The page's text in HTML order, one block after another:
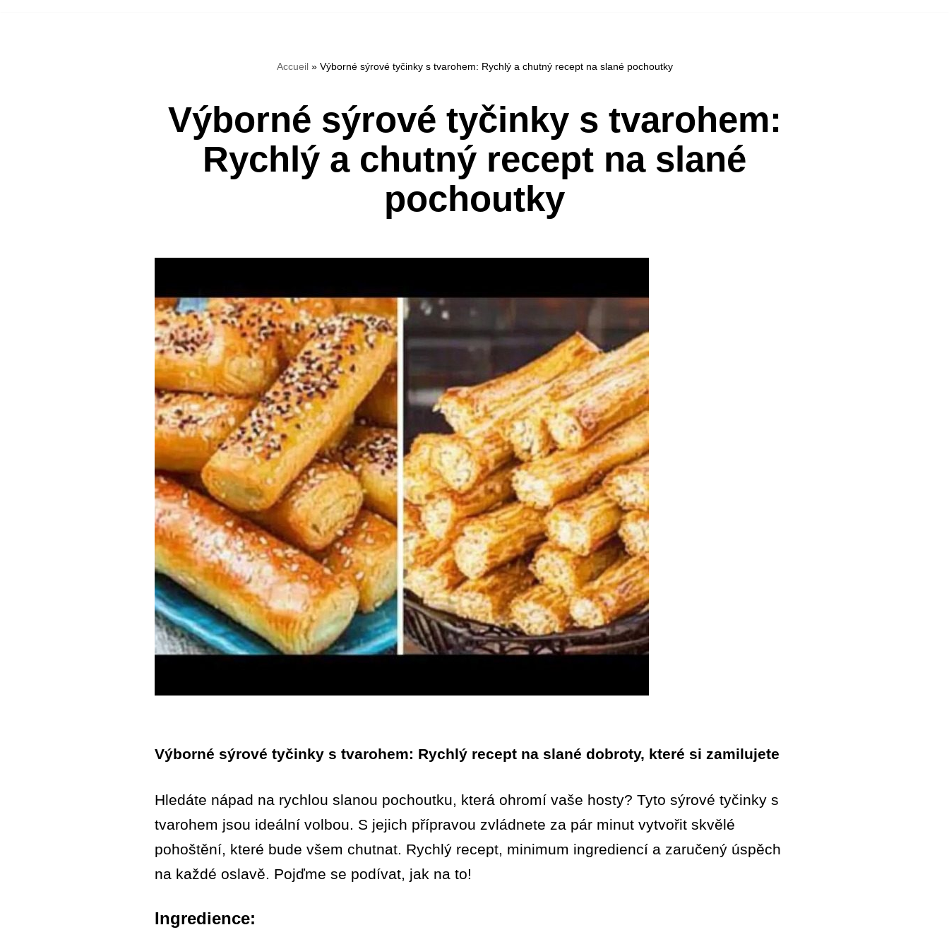
Accueil» Výborné sýrové tyčinky s tvarohem: Rychlý a chutný recept na slané pochoutky
Výborné sýrové tyčinky s tvarohem:
Rychlý a chutný recept na slané
pochoutky
Výborné sýrové tyčinky s tvarohem: Rychlý recept na slané dobroty, které si zamilujete
Hledáte nápad na rychlou slanou pochoutku, která ohromí vaše hosty? Tyto sýrové tyčinky s
tvarohem jsou ideální volbou. S jejich přípravou zvládnete za pár minut vytvořit skvělé
pohoštění, které bude všem chutnat. Rychlý recept, minimum ingrediencí a zaručený úspěch
na každé oslavě. Pojďme se podívat, jak na to!
Ingredience: